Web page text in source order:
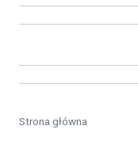
Strona główna